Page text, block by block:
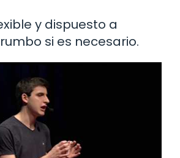
y dispuesto a
si es necesario.